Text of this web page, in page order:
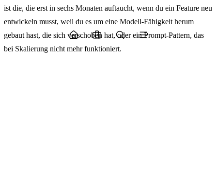
ist die, die erst in sechs Monaten auftaucht, wenn du ein Feature neu
entwickeln musst, weil du es um eine Modell-Fähigkeit herum
gebaut hast, die sich verschoben hat, oder ein Prompt-Pattern, das
bei Skalierung nicht mehr funktioniert.